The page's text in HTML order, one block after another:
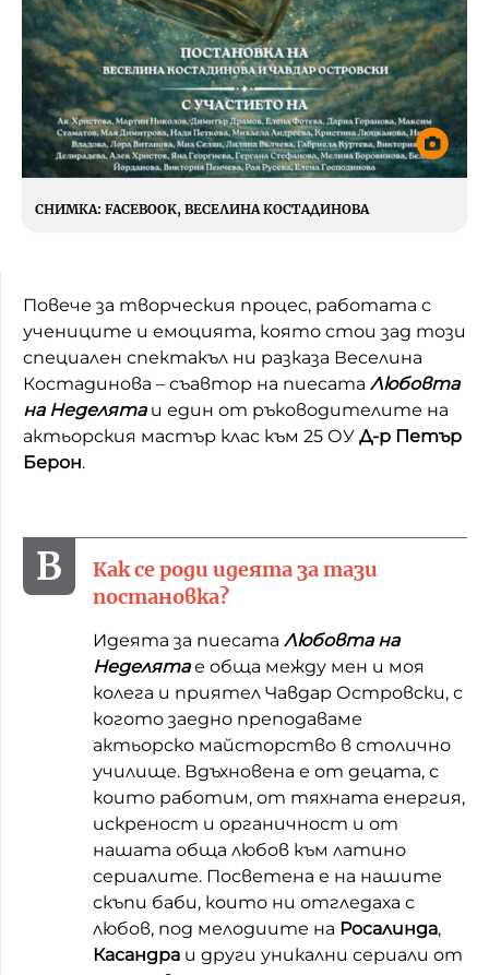
СНИМКА: FACEBOOK, ВЕСЕЛИНА КОСТАДИНОВА
Повече за творческия процес, работата с
учениците и емоцията, която стои зад този
специален спектакъл ни разказа Веселина
Костадинова – съавтор на пиесата Любовта
на Неделятаи един от ръководителите на
актьорския мастър клас към 25 ОУ Д-р Петър
Берон.
Как се роди идеята за тази
постановка?
Идеята за пиесата Любовта на
Неделятае обща между мен и моя
колега и приятел Чавдар Островски, с
когото заедно преподаваме
актьорско майсторство в столично
училище. Вдъхновена е от децата, с
които работим, от тяхната енергия,
искреност и органичност и от
нашата обща любов към латино
сериалите. Посветена е на нашите
скъпи баби, които ни отгледаха с
любов, под мелодиите на Росалинда,
Касандра и други уникални сериали от